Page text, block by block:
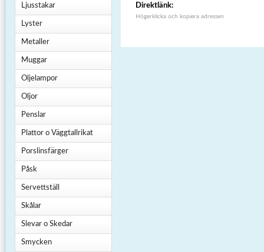
Ljusstakar
Lyster
Metaller
Muggar
Oljelampor
Oljor
Penslar
Plattor o Väggtallrikat
Porslinsfärger
Påsk
Servettställ
Skålar
Slevar o Skedar
Smycken
Direktlänk:
Högerklicka och kopiera adressen